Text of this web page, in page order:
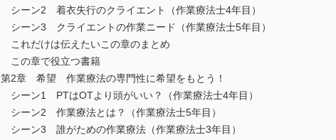
シーン2 着衣失行のクライエント（作業療法士4年目）
シーン3 クライエントの作業ニード（作業療法士5年目）
これだけは伝えたいこの章のまとめ
この章で役立つ書籍
第2章 希望 作業療法の専門性に希望をもとう！
シーン1 PTはOTより頭がいい？（作業療法士4年目）
シーン2 作業療法とは？（作業療法士5年目）
シーン3 誰がための作業療法（作業療法士3年目）